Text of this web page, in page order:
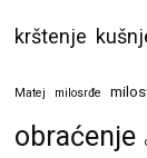
krštenje
Matej milosrđe
obraćenje